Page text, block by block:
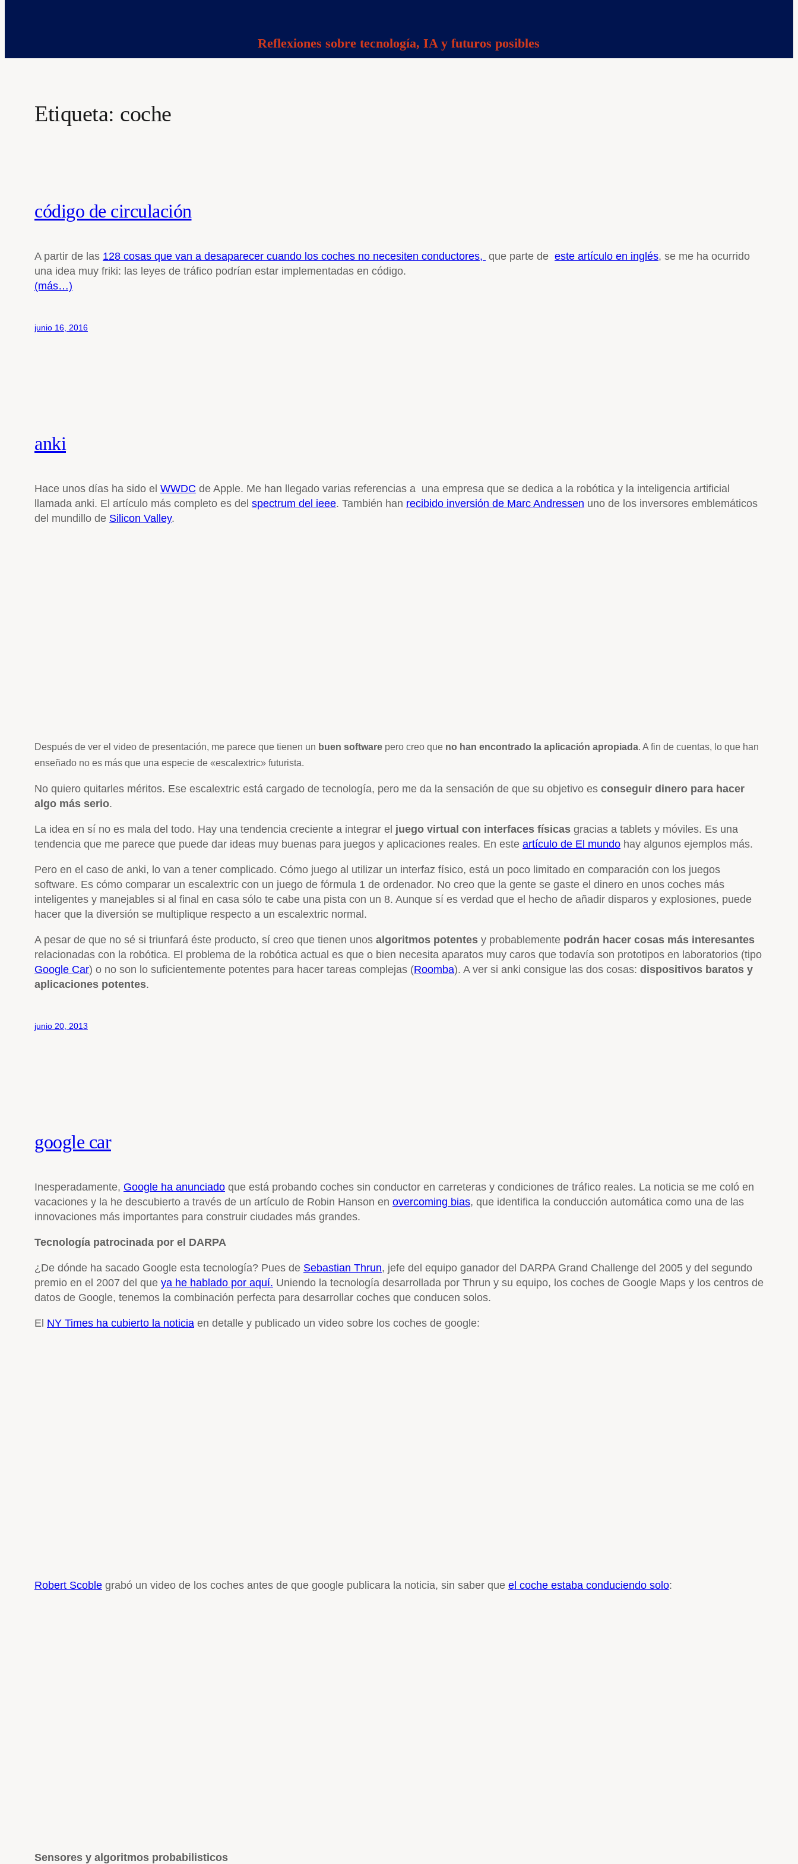
Reflexiones sobre tecnología, IA y futuros posibles
Etiqueta: coche
código de circulación
A partir de las 128 cosas que van a desaparecer cuando los coches no necesiten conductores, que parte de este artículo en inglés, se me ha ocurrido
una idea muy friki: las leyes de tráfico podrían estar implementadas en código.
(más…)
junio 16, 2016
anki
Hace unos días ha sido el WWDC de Apple. Me han llegado varias referencias a una empresa que se dedica a la robótica y la inteligencia artificial
llamada anki. El artículo más completo es del spectrum del ieee. También han recibido inversión de Marc Andressen uno de los inversores emblemáticos
del mundillo de Silicon Valley.
Después de ver el video de presentación, me parece que tienen un buen software pero creo que no han encontrado la aplicación apropiada. A fin de cuentas, lo que han
enseñado no es más que una especie de «escalextric» futurista.
No quiero quitarles méritos. Ese escalextric está cargado de tecnología, pero me da la sensación de que su objetivo es conseguir dinero para hacer
algo más serio.
La idea en sí no es mala del todo. Hay una tendencia creciente a integrar el juego virtual con interfaces físicas gracias a tablets y móviles. Es una
tendencia que me parece que puede dar ideas muy buenas para juegos y aplicaciones reales. En este artículo de El mundo hay algunos ejemplos más.
Pero en el caso de anki, lo van a tener complicado. Cómo juego al utilizar un interfaz físico, está un poco limitado en comparación con los juegos
software. Es cómo comparar un escalextric con un juego de fórmula 1 de ordenador. No creo que la gente se gaste el dinero en unos coches más
inteligentes y manejables si al final en casa sólo te cabe una pista con un 8. Aunque sí es verdad que el hecho de añadir disparos y explosiones, puede
hacer que la diversión se multiplique respecto a un escalextric normal.
A pesar de que no sé si triunfará éste producto, sí creo que tienen unos algoritmos potentes y probablemente podrán hacer cosas más interesantes
relacionadas con la robótica. El problema de la robótica actual es que o bien necesita aparatos muy caros que todavía son prototipos en laboratorios (tipo
Google Car) o no son lo suficientemente potentes para hacer tareas complejas (Roomba). A ver si anki consigue las dos cosas: dispositivos baratos y
aplicaciones potentes.
junio 20, 2013
google car
Inesperadamente, Google ha anunciado que está probando coches sin conductor en carreteras y condiciones de tráfico reales. La noticia se me coló en
vacaciones y la he descubierto a través de un artículo de Robin Hanson en overcoming bias, que identifica la conducción automática como una de las
innovaciones más importantes para construir ciudades más grandes.
Tecnología patrocinada por el DARPA
¿De dónde ha sacado Google esta tecnología? Pues de Sebastian Thrun, jefe del equipo ganador del DARPA Grand Challenge del 2005 y del segundo
premio en el 2007 del que ya he hablado por aquí. Uniendo la tecnología desarrollada por Thrun y su equipo, los coches de Google Maps y los centros de
datos de Google, tenemos la combinación perfecta para desarrollar coches que conducen solos.
El NY Times ha cubierto la noticia en detalle y publicado un video sobre los coches de google:
Robert Scoble grabó un video de los coches antes de que google publicara la noticia, sin saber que el coche estaba conduciendo solo:
Sensores y algoritmos probabilisticos